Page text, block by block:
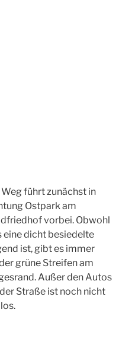
Weg führt zunächst in
Ostpark am
vorbei. Obwohl
eine dicht besiedelte
ist, gibt es immer
grüne Streifen am
Außer den Autos
Straße ist noch nicht